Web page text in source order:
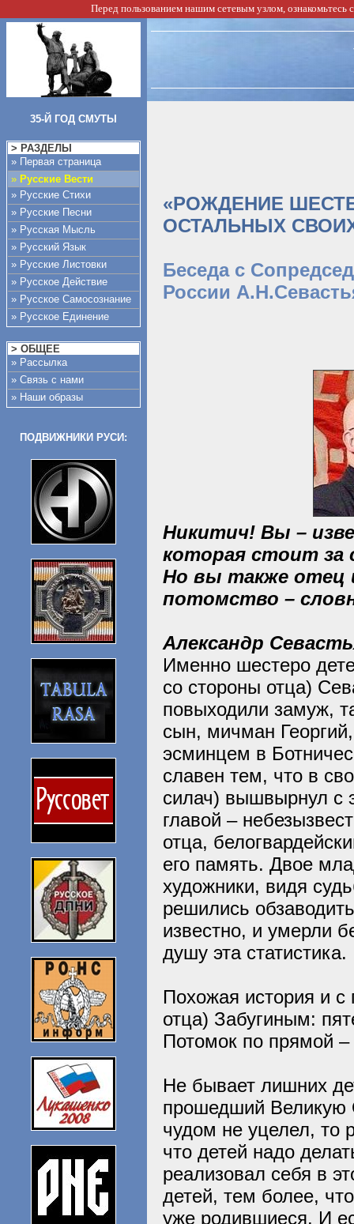
Перед пользованием нашим сетевым узлом, ознакомьтесь
35-Й ГОД СМУТЫ
> РАЗДЕЛЫ
» Первая страница
» Русские Вести
» Русские Стихи
» Русские Песни
» Русская Мысль
» Русский Язык
» Русские Листовки
» Русское Действие
» Русское Самосознание
» Русское Единение
> ОБЩЕЕ
» Рассылка
» Связь с нами
» Наши образы
ПОДВИЖНИКИ РУСИ:
«РОЖДЕНИЕ
ОСТАЛЬНЫХ
Беседа с
России
Никитич! Вы –
которая стоит за
Но вы также отец
потомство –
Александр
Именно шестеро
со стороны отца)
повыходили замуж,
сын, мичман
эсминцем в
славен тем, что в
силач) вышвырнул с
главой –
отца,
его память. Двое
художники, видя
решились
известно, и умерли
душу эта статистика.
Похожая история и с
отца) Забугиным:
Потомок по прямой –
Не бывает лишних
прошедший Великую
чудом не уцелел, то
что детей надо
реализовал себя в
детей, тем более,
уже родившиеся. И